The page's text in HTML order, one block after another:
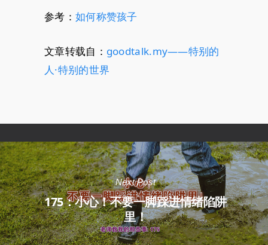
参考： 如何称赞孩子
文章转载自： goodtalk.my——特别的
人·特别的世界
Next Post
175：小心！不要一脚踩进情绪陷阱
里！